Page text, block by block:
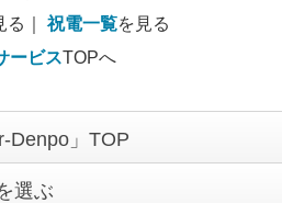
る｜祝電一覧を見る
ービスTOPへ
Denpo」TOP
選ぶ